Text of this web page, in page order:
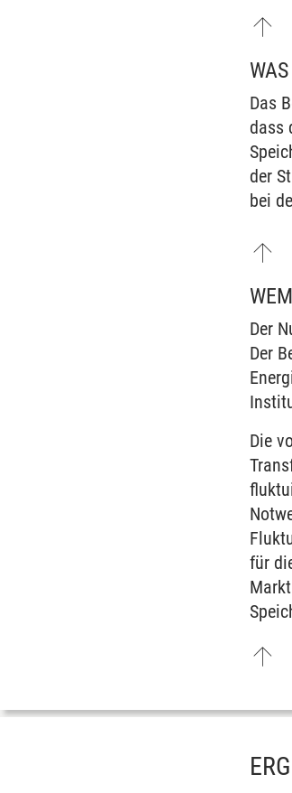
Das
dass
der
bei
Der
Der
Die
für